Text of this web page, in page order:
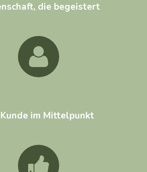
die begeistert
im Mittelpunkt